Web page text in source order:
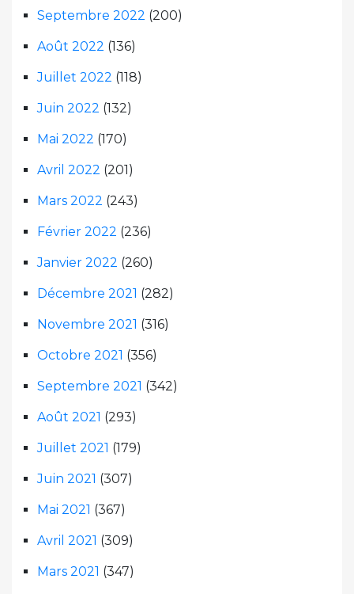
Septembre 2022 (200)
Août 2022 (136)
Juillet 2022 (118)
Juin 2022 (132)
Mai 2022 (170)
Avril 2022 (201)
Mars 2022 (243)
Février 2022 (236)
Janvier 2022 (260)
Décembre 2021 (282)
Novembre 2021 (316)
Octobre 2021 (356)
Septembre 2021 (342)
Août 2021 (293)
Juillet 2021 (179)
Juin 2021 (307)
Mai 2021 (367)
Avril 2021 (309)
Mars 2021 (347)